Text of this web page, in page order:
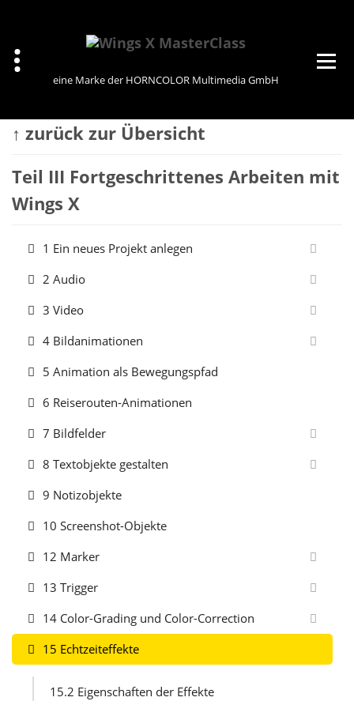
eine Marke der HORNCOLOR Multimedia GmbH
↑ zurück zur Übersicht
Teil III Fortgeschrittenes Arbeiten mit
Wings X
1 Ein neues Projekt anlegen
2 Audio
3 Video
4 Bildanimationen
5 Animation als Bewegungspfad
6 Reiserouten-Animationen
7 Bildfelder
8 Textobjekte gestalten
9 Notizobjekte
10 Screenshot-Objekte
12 Marker
13 Trigger
14 Color-Grading und Color-Correction
15 Echtzeiteffekte
15.2 Eigenschaften der Effekte